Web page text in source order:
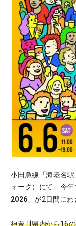
小田急線「海老名
ォーク）にて、今
2026 」が2日間に
神奈川県内から16